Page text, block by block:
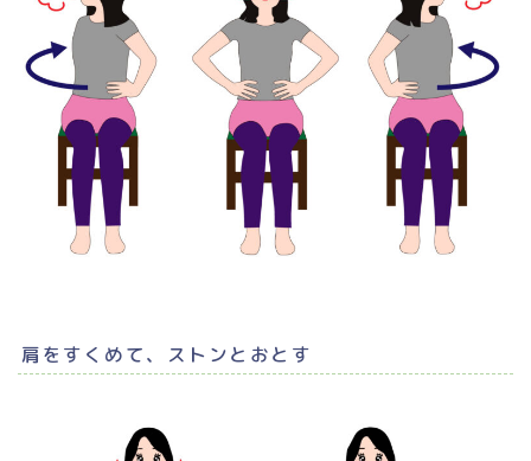
肩をすくめて、ストンとおとす